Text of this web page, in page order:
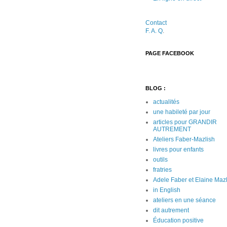
Contact
F. A. Q.
PAGE FACEBOOK
BLOG :
actualités
une habileté par jour
articles pour GRANDIR
AUTREMENT
Ateliers Faber-Mazlish
livres pour enfants
outils
fratries
Adele Faber et Elaine
in English
ateliers en une séance
dit autrement
Éducation positive